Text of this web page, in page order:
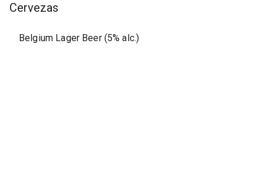
Cervezas
Belgium Lager Beer (5% alc.)